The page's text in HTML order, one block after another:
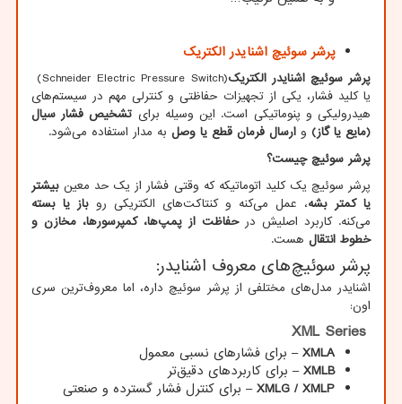
پرشر سوئیچ اشنایدر الکتریک
پرشر سوئیچ اشنایدر الکتریک(Schneider Electric Pressure Switch)
یا کلید فشار، یکی از تجهیزات حفاظتی و کنترلی مهم در سیستم‌های
هیدرولیکی و پنوماتیکی است. این وسیله برای تشخیص فشار سیال
(مایع یا گاز) و ارسال فرمان قطع یا وصل به مدار استفاده می‌شود.
پرشر سوئیچ چیست؟
پرشر سوئیچ یک کلید اتوماتیکه که وقتی فشار از یک حد معین بیشتر
یا کمتر بشه، عمل می‌کنه و کنتاکت‌های الکتریکی رو باز یا بسته
می‌کنه. کاربرد اصلیش درحفاظت از پمپ‌ها، کمپرسورها، مخازن و
خطوط انتقال هست.
پرشر سوئیچ‌های معروف اشنایدر:
اشنایدر مدل‌های مختلفی از پرشر سوئیچ داره، اما معروف‌ترین سری
اون:
XML Series
XMLA
– برای فشارهای نسبی معمول
XMLB
– برای کاربردهای دقیق‌تر
XMLG / XMLP
– برای کنترل فشار گسترده و صنعتی